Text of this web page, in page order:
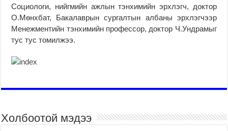
Социологи, нийгмийн ажлын тэнхимийн эрхлэгч, доктор
О.Мөнхбат, Бакалаврын сургалтын албаны эрхлэгчээр
Менежментийн тэнхимийн профессор, доктор Ч.Ундрамыг
тус тус томилжээ.
Холбоотой мэдээ